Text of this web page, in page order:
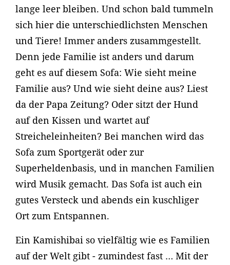
lange leer bleiben. Und schon bald tummeln
sich hier die unterschiedlichsten Menschen
und Tiere! Immer anders zusammgestellt.
Denn jede Familie ist anders und darum
geht es auf diesem Sofa: Wie sieht meine
Familie aus? Und wie sieht deine aus? Liest
da der Papa Zeitung? Oder sitzt der Hund
auf den Kissen und wartet auf
Streicheleinheiten? Bei manchen wird das
Sofa zum Sportgerät oder zur
Superheldenbasis, und in manchen Familien
wird Musik gemacht. Das Sofa ist auch ein
gutes Versteck und abends ein kuschliger
Ort zum Entspannen.
Ein Kamishibai so vielfältig wie es Familien
auf der Welt gibt - zumindest fast … Mit der